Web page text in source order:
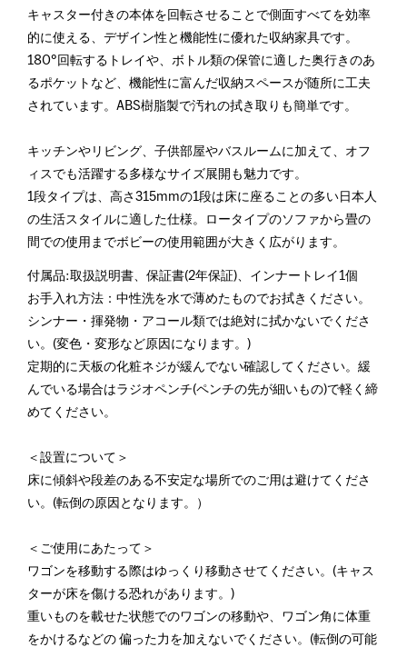
キャスター付きの本体を回転させることで側面すべてを効率
的に使える、デザイン性と機能性に優れた収納家具です。
180°回転するトレイや、ボトル類の保管に適した奥行きのあ
るポケットなど、機能性に富んだ収納スペースが随所に工夫
されています。ABS樹脂製で汚れの拭き取りも簡単です。
キッチンやリビング、子供部屋やバスルームに加えて、オフ
ィスでも活躍する多様なサイズ展開も魅力です。
1段タイプは、高さ315mmの1段は床に座ることの多い日本人
の生活スタイルに適した仕様。ロータイプのソファから畳の
間での使用までボビーの使用範囲が大きく広がります。
付属品:取扱説明書、保証書(2年保証)、インナートレイ1個
お手入れ方法：中性洗を水で薄めたものでお拭きください。
シンナー・揮発物・アコール類では絶対に拭かないでくださ
い。(変色・変形など原因になります。)
定期的に天板の化粧ネジが緩んでない確認してください。緩
んでいる場合はラジオペンチ(ペンチの先が細いもの)で軽く締
めてください。
＜設置について＞
床に傾斜や段差のある不安定な場所でのご用は避けてくださ
い。(転倒の原因となります。）
＜ご使用にあたって＞
ワゴンを移動する際はゆっくり移動させてください。(キャス
ターが床を傷ける恐れがあります。)
重いものを載せた状態でのワゴンの移動や、ワゴン角に体重
をかけるなどの 偏った力を加えないでください。(転倒の可能